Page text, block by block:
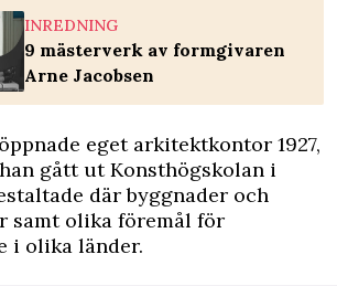
INREDNING
9 mästerverk av formgivaren
Arne Jacobsen
eget arkitektkontor 1927,
gått ut Konsthögskolan i
där byggnader och
samt olika föremål för
i olika länder.